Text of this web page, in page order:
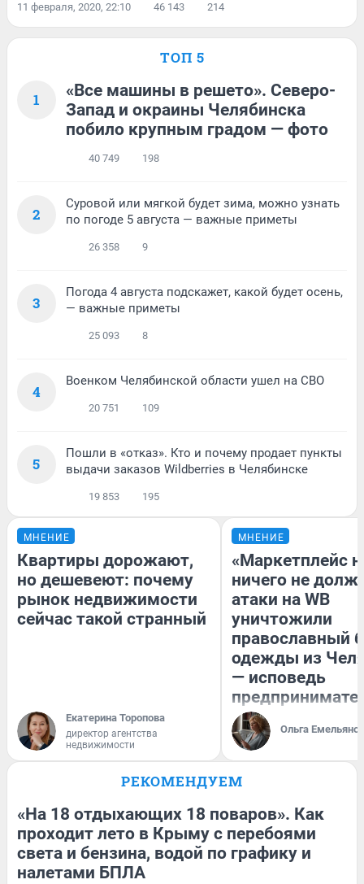
11 февраля, 2020, 22:10 46 143 214
ТОП 5
1
«Все машины в решето». Северо-
Запад и окраины Челябинска
побило крупным градом — фото
40 749 198
2
Суровой или мягкой будет зима, можно узнать
по погоде 5 августа — важные приметы
26 358 9
3
Погода 4 августа подскажет, какой будет осень,
— важные приметы
25 093 8
4
Военком Челябинской области ушел на СВО
20 751 109
5
Пошли в «отказ». Кто и почему продает пункты
выдачи заказов Wildberries в Челябинске
19 853 195
МНЕНИЕ
Квартиры дорожают,
но дешевеют: почему
рынок недвижимости
сейчас такой странный
Екатерина Торопова
директор агентства
недвижимости
МНЕНИЕ
«Маркетплейс
ничего не
атаки на WB
уничтожили
православный
одежды из
— исповедь
Ольга
РЕКОМЕНДУЕМ
«На 18 отдыхающих 18 поваров». Как
проходит лето в Крыму с перебоями
света и бензина, водой по графику и
налетами БПЛА